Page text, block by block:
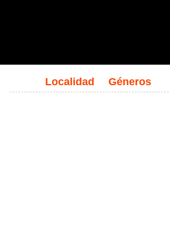
Localidad Géneros